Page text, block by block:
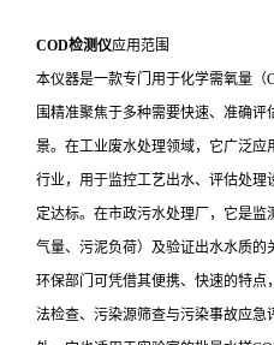
COD检测仪应用范围
本仪器是一款专门用于化学需氧量
围精准聚焦于多种需要快速、准确
景。在工业废水处理领域，它广泛
行业，用于监控工艺出水、评估处理
定达标。在市政污水处理厂，它是
气量、污泥负荷）及验证出水水质的
环保部门可凭借其便携、快速的特
法检查、污染源筛查与污染事故应